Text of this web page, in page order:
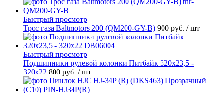
Быстрый просмотр
Трос газа Baltmotors 200 (QM200-GY-B) 900 руб. / шт
Быстрый просмотр
Подшипники рулевой колонки Питбайк 320x23,5 -
320x22 800 руб. / шт